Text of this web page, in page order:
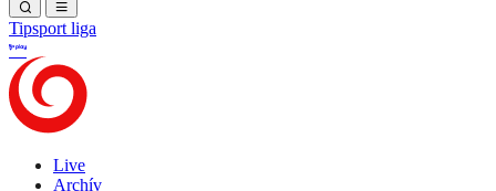
Tipsport liga
Live
Archív